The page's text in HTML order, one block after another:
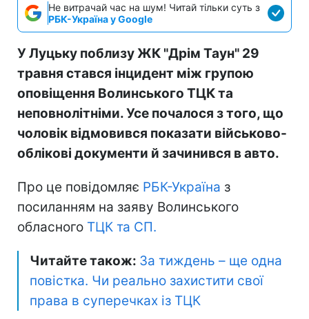
Не витрачай час на шум! Читай тільки суть з
РБК-Україна у Google
У Луцьку поблизу ЖК "Дрім Таун" 29
травня стався інцидент між групою
оповіщення Волинського ТЦК та
неповнолітніми. Усе почалося з того, що
чоловік відмовився показати військово-
облікові документи й зачинився в авто.
Про це повідомляє РБК-Україна з
посиланням на заяву Волинського
обласного ТЦК та СП.
Читайте також: За тиждень – ще одна
повістка. Чи реально захистити свої
права в суперечках із ТЦК